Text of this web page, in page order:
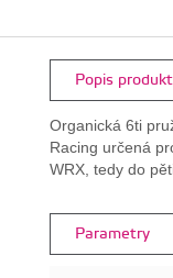
Popis
Organická 6ti
Racing určená
WRX, tedy do
Parametry